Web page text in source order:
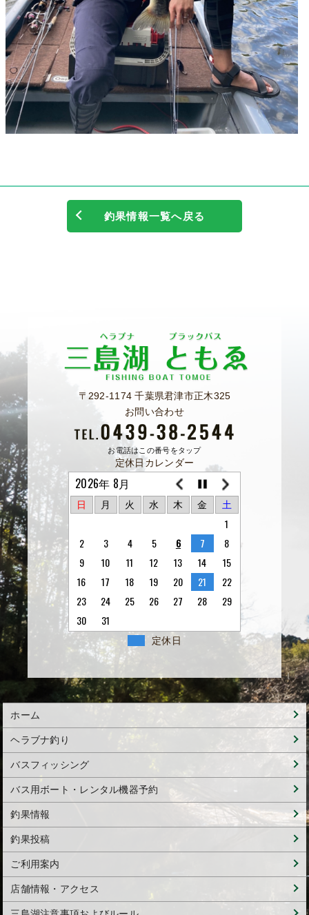
釣果情報一覧へ戻る
〒292-1174 千葉県君津市正木325
お問い合わせ
お電話はこの番号をタップ
定休日カレンダー
2026年 8月
日 月 火 水 木 金 土
1
2
3 4 5 6 7
8
9
10 11 12 13 14
15
16
17 18 19 20 21
22
23
24 25 26 27 28
29
30
31
定休日
ホーム
ヘラブナ釣り
バスフィッシング
バス用ボート・レンタル機器予約
釣果情報
釣果投稿
ご利用案内
店舗情報・アクセス